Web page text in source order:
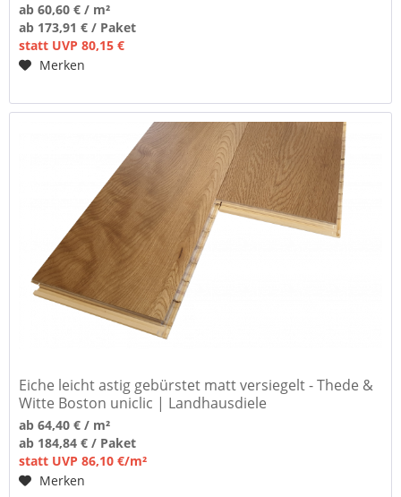
ab 60,60 € / m²
ab 173,91 € / Paket
statt UVP 80,15 €
Merken
Eiche leicht astig gebürstet matt versiegelt - Thede &
Witte Boston uniclic | Landhausdiele
ab 64,40 € / m²
ab 184,84 € / Paket
statt UVP 86,10 €/m²
Merken